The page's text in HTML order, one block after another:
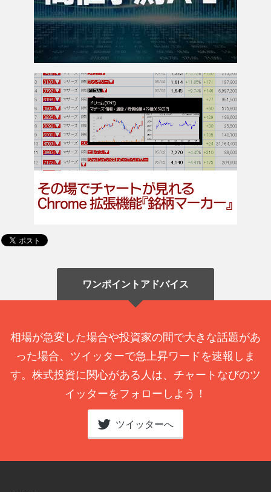
ワンポイントアドバイス
相場が急変した場合や投資家の間で大きな話題があ
った場合、ツイッターで急上昇ワードを速報しま
す。株式投資に関心がある人は、チャートなびのツ
イッターをフォローしよう！
ツイッターへ